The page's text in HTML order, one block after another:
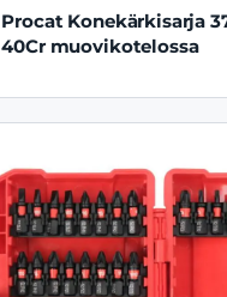
Procat Konekärkisarja
40Cr muovikotelossa